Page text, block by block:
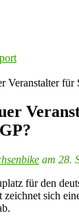
Veranstalter für
am 28.
für den
sich